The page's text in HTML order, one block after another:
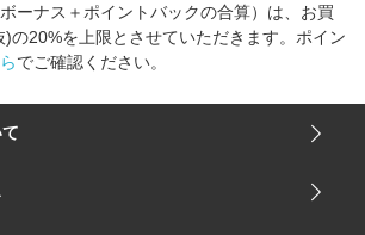
ーナス＋ポイントバックの合算）は、お買
の20%を上限とさせていただきます。ポイン
でご確認ください。